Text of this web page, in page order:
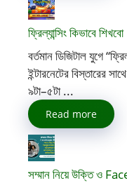
ফ্রিল্যান্সিং কিভাবে শিখবো
বর্তমান ডিজিটাল যুগে
ইন্টারনেটের বিস্তারের
৯টা–৫টা ...
Read more
সম্মান নিয়ে উক্তি ও